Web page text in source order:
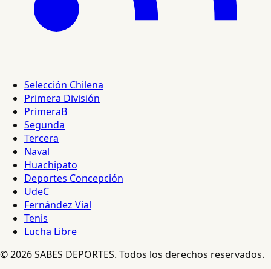
Selección Chilena
Primera División
PrimeraB
Segunda
Tercera
Naval
Huachipato
Deportes Concepción
UdeC
Fernández Vial
Tenis
Lucha Libre
© 2026 SABES DEPORTES. Todos los derechos reservados.